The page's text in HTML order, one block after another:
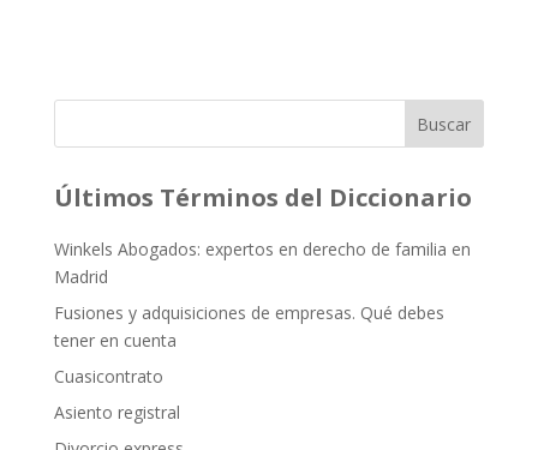
Buscar
Últimos Términos del Diccionario
Winkels Abogados: expertos en derecho de familia en
Madrid
Fusiones y adquisiciones de empresas. Qué debes
tener en cuenta
Cuasicontrato
Asiento registral